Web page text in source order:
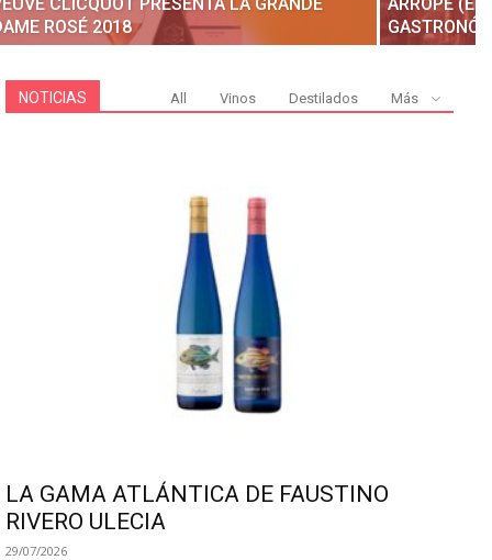
CLICQUOT PRESENTA LA GRANDE
ROSÉ 2018
ARROPE
NOTICIAS All Vinos Destilados Más
LA GAMA ATLÁNTICA DE FAUSTINO
RIVERO ULECIA
29/07/2026